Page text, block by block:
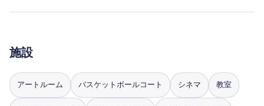
施設
アートルーム バスケットボールコート シネマ 教室